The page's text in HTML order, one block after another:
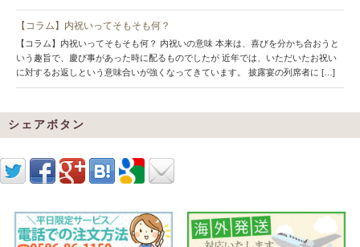
【コラム】内祝いってそもそも何？
【コラム】内祝いってそもそも何？ 内祝いの意味 本来は、喜びを分かち合おうと
いう趣旨で、慶び事があった時に配るものでしたが 近年では、いただいたお祝い
に対するお返しという意味合いが強くなってきています。 披露宴の列席者に […]
シェアボタン